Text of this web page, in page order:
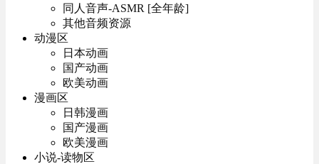
同人音声-ASMR [全年龄]
其他音频资源
动漫区
日本动画
国产动画
欧美动画
漫画区
日韩漫画
国产漫画
欧美漫画
小说-读物区